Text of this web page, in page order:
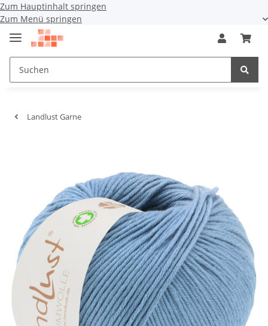
Zum Hauptinhalt springen
Zum Menü springen
Landlust Garne